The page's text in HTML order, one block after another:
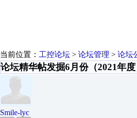
当前位置： 工控论坛 > 论坛管理 > 论坛
论坛精华帖发掘6月份（2021年
Smile-lyc